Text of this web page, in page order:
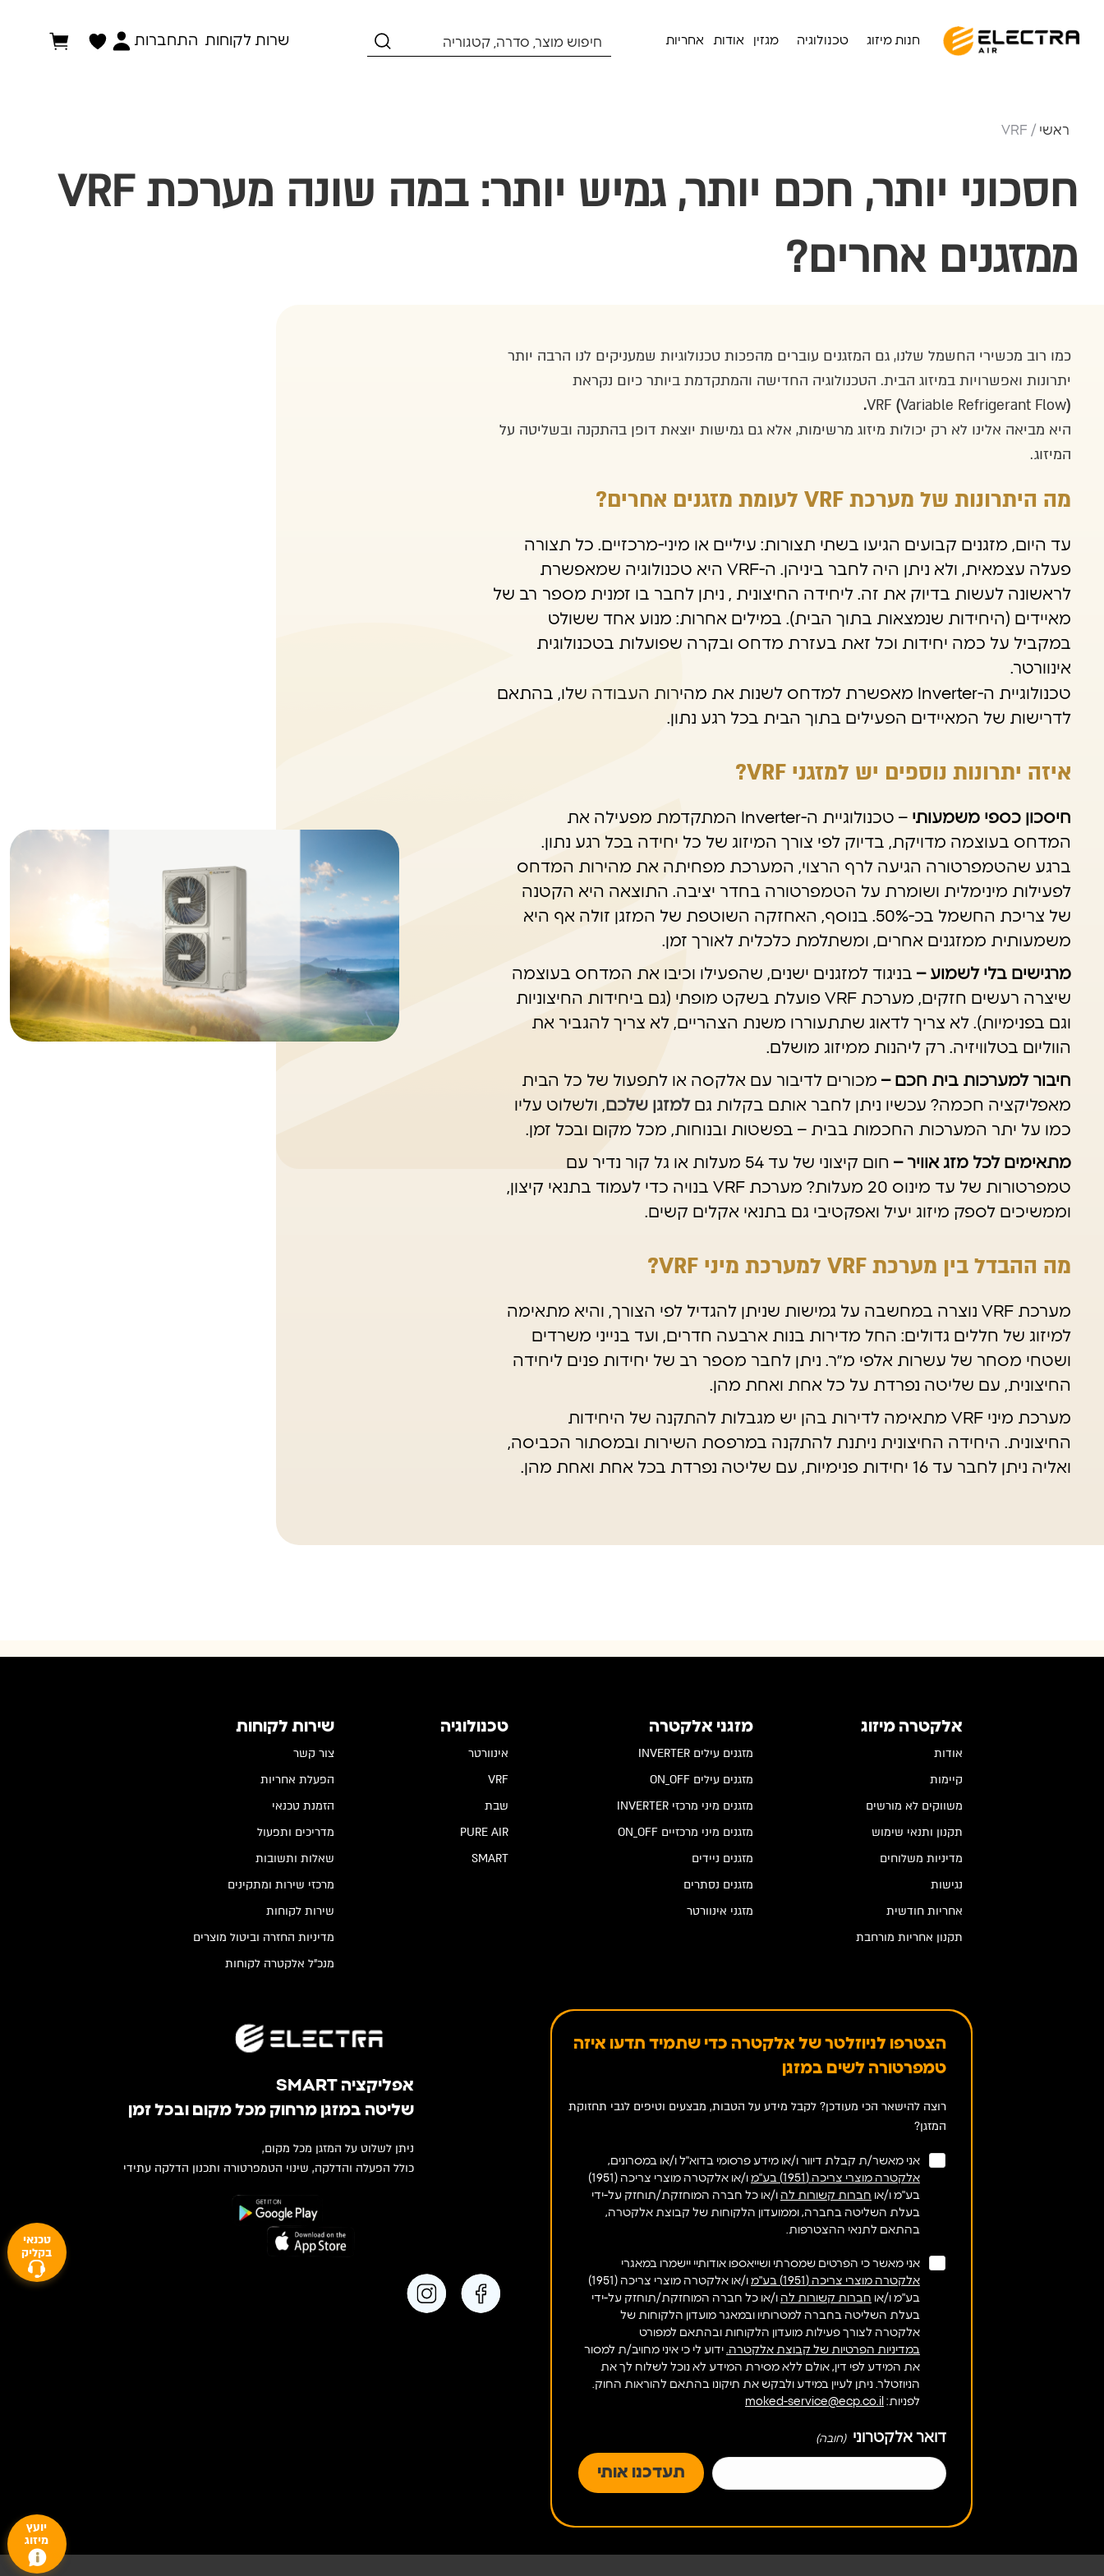
חנות מיזוג טכנולוגיה מגזין אודות אחריות שרות לקוחות התחברות
ראשי / VRF
חסכוני יותר, חכם יותר, גמיש יותר: במה שונה מערכת VRF
ממזגנים אחרים?
כמו רוב מכשירי החשמל שלנו, גם המזגנים עוברים מהפכות טכנולוגיות שמעניקים לנו הרבה יותר
יתרונות ואפשרויות במיזוג הבית. הטכנולוגיה החדישה והמתקדמת ביותר כיום נקראת
VRF (Variable Refrigerant Flow).
היא מביאה אלינו לא רק יכולות מיזוג מרשימות, אלא גם גמישות יוצאת דופן בהתקנה ובשליטה על
המיזוג.
מה היתרונות של מערכת VRF לעומת מזגנים אחרים?
עד היום, מזגנים קבועים הגיעו בשתי תצורות: עיליים או מיני-מרכזיים. כל תצורה
פעלה עצמאית, ולא ניתן היה לחבר ביניהן. ה-VRF היא טכנולוגיה שמאפשרת
לראשונה לעשות בדיוק את זה. ליחידה החיצונית , ניתן לחבר בו זמנית מספר רב של
מאיידים (היחידות שנמצאות בתוך הבית). במילים אחרות: מנוע אחד ששולט
במקביל על כמה יחידות וכל זאת בעזרת מדחס ובקרה שפועלות בטכנולוגית
אינוורטר.
טכנולוגיית ה-Inverter מאפשרת למדחס לשנות את מהירות העבודה שלו, בהתאם
לדרישות של המאיידים הפעילים בתוך הבית בכל רגע נתון.
איזה יתרונות נוספים יש למזגני VRF?
חיסכון כספי משמעותי
– טכנולוגיית ה-Inverter המתקדמת מפעילה את
המדחס בעוצמה מדויקת, בדיוק לפי צורך המיזוג של כל יחידה בכל רגע נתון.
ברגע שהטמפרטורה הגיעה לרף הרצוי, המערכת מפחיתה את מהירות המדחס
לפעילות מינימלית ושומרת על הטמפרטורה בחדר יציבה. התוצאה היא הקטנה
של צריכת החשמל בכ-50%. בנוסף, האחזקה השוטפת של המזגן זולה אף היא
משמעותית ממזגנים אחרים, ומשתלמת כלכלית לאורך זמן.
מרגישים בלי לשמוע – בניגוד למזגנים ישנים, שהפעילו וכיבו את המדחס בעוצמה
שיצרה רעשים חזקים, מערכת VRF פועלת בשקט מופתי (גם ביחידות החיצוניות
וגם בפנימיות). לא צריך לדאוג שתתעוררו משנת הצהריים, לא צריך להגביר את
הווליום בטלוויזיה. רק ליהנות ממיזוג מושלם.
חיבור למערכות בית חכם – מכורים לדיבור עם אלקסה או לתפעול של כל הבית
מאפליקציה חכמה? עכשיו ניתן לחבר אותם בקלות גםלמזגן שלכם, ולשלוט עליו
כמו על יתר המערכות החכמות בבית – בפשטות ובנוחות, מכל מקום ובכל זמן.
מתאימים לכל מזג אוויר –
חום קיצוני של עד 54 מעלות או גל קור נדיר עם
טמפרטורות של עד מינוס 20 מעלות? מערכת VRF בנויה כדי לעמוד בתנאי קיצון,
וממשיכים לספק מיזוג יעיל ואפקטיבי גם בתנאי אקלים קשים.
מה ההבדל בין מערכת VRF למערכת מיני VRF?
מערכת VRF נוצרה במחשבה על גמישות שניתן להגדיל לפי הצורך, והיא מתאימה
למיזוג של חללים גדולים: החל מדירות בנות ארבעה חדרים, ועד בנייני משרדים
ושטחי מסחר של עשרות אלפי מ״ר. ניתן לחבר מספר רב של יחידות פנים ליחידה
החיצונית, עם שליטה נפרדת על כל אחת ואחת מהן.
מערכת מיני VRF מתאימה לדירות בהן יש מגבלות להתקנה של היחידות
החיצונית. היחידה החיצונית ניתנת להתקנה במרפסת השירות ובמסתור הכביסה,
ואליה ניתן לחבר עד 16 יחידות פנימיות, עם שליטה נפרדת בכל אחת ואחת מהן.
אלקטרה מיזוג
אודות
קיימות
משווקים לא מורשים
תקנון ותנאי שימוש
מדיניות משלוחים
נגישות
אחריות חודשית
תקנון אחריות מורחבת
מזגני אלקטרה
מזגנים עילים INVERTER
מזגנים עילים ON_OFF
מזגנים מיני מרכזי INVERTER
מזגנים מיני מרכזיים ON_OFF
מזגנים ניידים
מזגנים נסתרים
מזגני אינוורטר
טכנולוגיה
אינוורטר
VRF
שבת
PURE AIR
SMART
שירות לקוחות
צור קשר
הפעלת אחריות
הזמנת טכנאי
מדריכים ותפעול
שאלות ותשובות
מרכזי שירות ומתקינים
שירות לקוחות
מדיניות החזרה וביטול מוצרים
מנכ"ל אלקטרה לקוחות
הצטרפו לניוזלטר של אלקטרה כדי שתמיד תדעו איזה
טמפרטורה לשים במזגן
רוצה להישאר הכי מעודכן? לקבל מידע על הטבות, מבצעים וטיפים לגבי תחזוקת
המזגן?
אני מאשר/ת קבלת דיוור ו/או מידע פרסומי בדוא"ל ו/או במסרונים,
אלקטרה מוצרי צריכה (1951) בע"מ
ו/או אלקטרה מוצרי צריכה (1951)
בע"מ ו/או חברות קשורות לה ו/או כל חברה המוחזקת/תוחזק על-ידי
בעלת השליטה בחברה, וממועדון הלקוחות של קבוצת אלקטרה,
בהתאם לתנאי ההצטרפות.
אני מאשר כי הפרטים שמסרתי ושייאספו אודותיי יישמרו במאגרי
אלקטרה מוצרי צריכה (1951) בע"מ
ו/או אלקטרה מוצרי צריכה (1951)
בע"מ ו/או חברות קשורות לה ו/או כל חברה המוחזקת/תוחזק על-ידי
בעלת השליטה בחברה למטרותיו ובמאגר מועדון הלקוחות של
אלקטרה לצורך פעילות מועדון הלקוחות ובהתאם למפורט
במדיניות הפרטיות של קבוצת אלקטרה. ידוע לי כי איני מחויב/ת למסור
את המידע לפי דין, אולם ללא מסירת המידע לא נוכל לשלוח לך את
הניוזטלר. ניתן לעיין במידע ולבקש את תיקונו בהתאם להוראות החוק.
לפניות: moked-service@ecp.co.il
דואר אלקטרוני (חובה)
אפליקציה SMART
שליטה במזגן מרחוק מכל מקום ובכל זמן
ניתן לשלוט על המזגן מכל מקום,
כולל הפעלה והדלקה, שינוי הטמפרטורה ותכנון הדלקה עתידי
טכנאי
בקליק
יועץ
מיזוג